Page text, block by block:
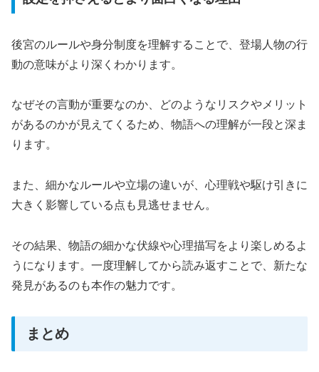
後宮のルールや身分制度を理解することで、登場人物の行
動の意味がより深くわかります。
なぜその言動が重要なのか、どのようなリスクやメリット
があるのかが見えてくるため、物語への理解が一段と深ま
ります。
また、細かなルールや立場の違いが、心理戦や駆け引きに
大きく影響している点も見逃せません。
その結果、物語の細かな伏線や心理描写をより楽しめるよ
うになります。一度理解してから読み返すことで、新たな
発見があるのも本作の魅力です。
まとめ